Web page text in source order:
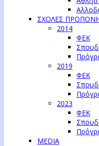
ΣΧΟΛΕΣ
2014
ΦΕΚ
2019
ΦΕΚ
2023
ΦΕΚ
MEDIA